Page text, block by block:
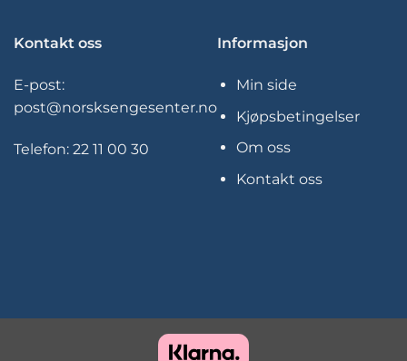
Kontakt oss
E-post:
post@norsksengesenter.no
Telefon: 22 11 00 30
Informasjon
Min side
Kjøpsbetingelser
Om oss
Kontakt oss